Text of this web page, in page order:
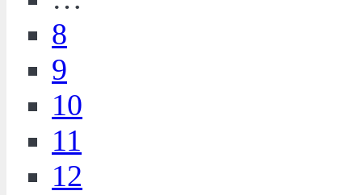
8
9
10
11
12